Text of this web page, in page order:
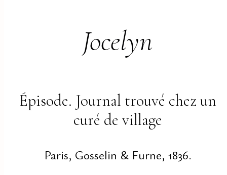
Jocelyn
Épisode. Journal trouvé chez un
curé de village
Paris, Gosselin & Furne, 1836.